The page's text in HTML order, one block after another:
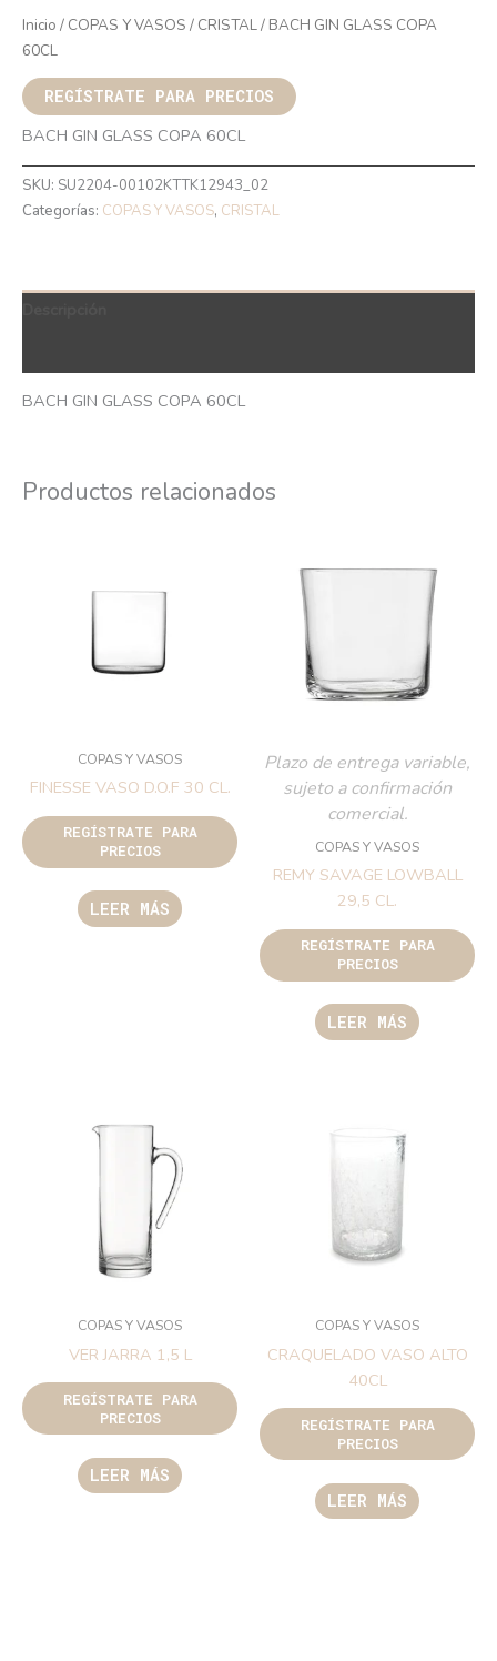
Inicio / COPAS Y VASOS / CRISTAL/ BACH GIN GLASS COPA
60CL
REGÍSTRATE PARA PRECIOS
BACH GIN GLASS COPA 60CL
SKU: SU2204-00102KTTK12943_02
Categorías: COPAS Y VASOS, CRISTAL
BACH GIN GLASS COPA 60CL
Productos relacionados
COPAS Y VASOS
FINESSE VASO D.O.F 30 CL.
REGÍSTRATE PARA
PRECIOS
LEER MÁS
Plazo de entrega variable,
sujeto a confirmación
comercial.
COPAS Y VASOS
REMY SAVAGE LOWBALL
29,5 CL.
REGÍSTRATE PARA
PRECIOS
LEER MÁS
COPAS Y VASOS
VER JARRA 1,5 L
REGÍSTRATE PARA
PRECIOS
LEER MÁS
COPAS Y VASOS
CRAQUELADO VASO ALTO
40CL
REGÍSTRATE PARA
PRECIOS
LEER MÁS